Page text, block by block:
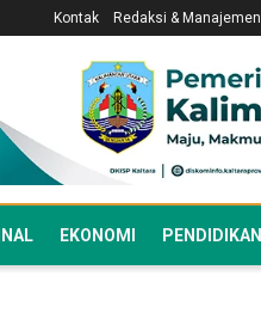
Kontak Redaksi & Manajemen
EKONOMI PENDIDIKAN